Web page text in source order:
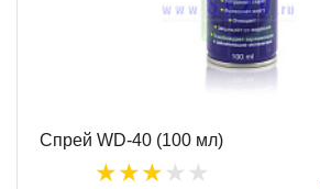
Спрей WD-40 (100 мл)